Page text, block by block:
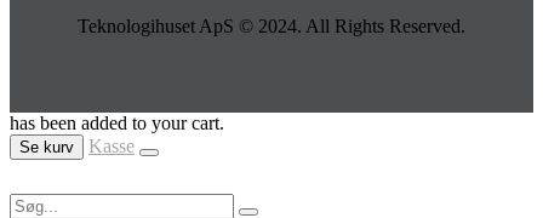
Teknologihuset ApS © 2024. All Rights Reserved.
has been added to your cart.
Se kurv Kasse